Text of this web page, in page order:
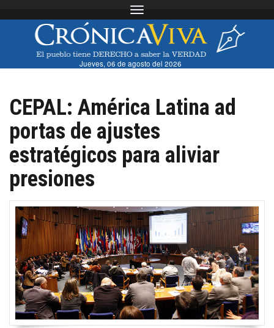
Toggle navigation
Jueves, 06 de agosto del 2026
CEPAL: América Latina ad
portas de ajustes
estratégicos para aliviar
presiones